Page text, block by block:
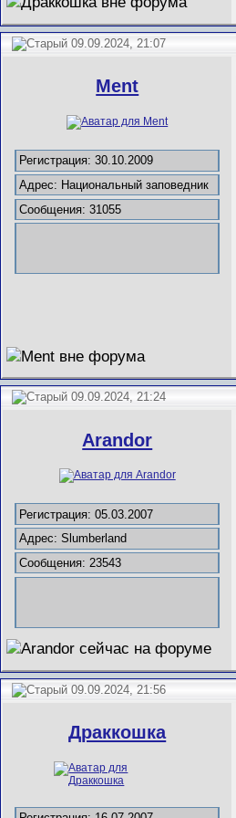
09.09.2024, 21:07
Ment
Регистрация: 30.10.2009
Адрес: Национальный заповедник
Сообщения: 31055
09.09.2024, 21:24
Arandor
Регистрация: 05.03.2007
Адрес: Slumberland
Сообщения: 23543
09.09.2024, 21:56
Драккошка